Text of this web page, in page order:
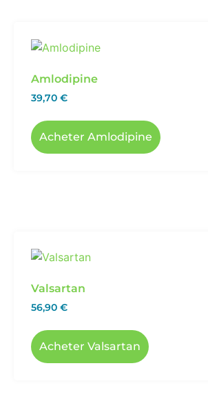
Amlodipine
39,70 €
Acheter Amlodipine
Valsartan
56,90 €
Acheter Valsartan